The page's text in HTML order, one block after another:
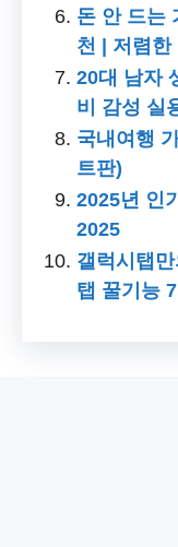
돈 안 드는
천 | 저렴한
20대 남자
비 감성 실
국내여행
트판)
2025년 인
2025
갤럭시탭
탭 꿀기능 7